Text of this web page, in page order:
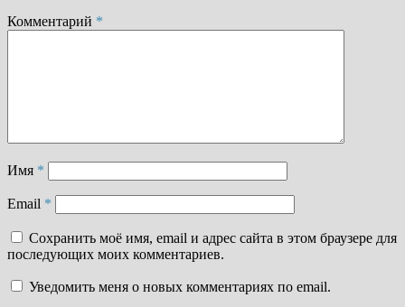
Комментарий *
Имя *
Email *
Сохранить моё имя, email и адрес сайта в этом браузере для
последующих моих комментариев.
Уведомить меня о новых комментариях по email.